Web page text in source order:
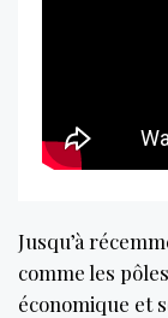
Jusqu’à
comme les
économique et